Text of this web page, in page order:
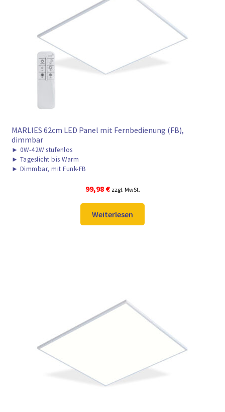
MARLIES 62cm LED Panel mit Fernbedienung (FB),
dimmbar
► 0W-42W stufenlos
► Tageslicht bis Warm
► Dimmbar, mit Funk-FB
99,98 € zzgl. MwSt.
Weiterlesen